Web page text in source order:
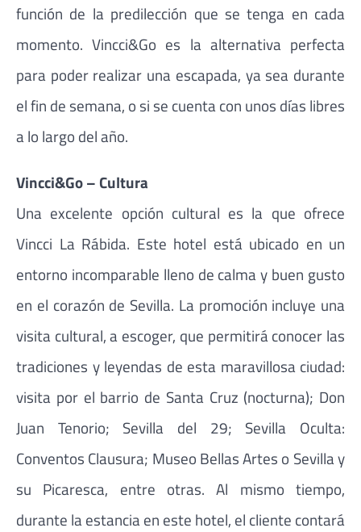
función de la predilección que se tenga en cada
momento. Vincci&Go es la alternativa perfecta
para poder realizar una escapada, ya sea durante
el fin de semana, o si se cuenta con unos días libres
a lo largo del año.
Vincci&Go – Cultura
Una excelente opción cultural es la que ofrece
Vincci La Rábida. Este hotel está ubicado en un
entorno incomparable lleno de calma y buen gusto
en el corazón de Sevilla. La promoción incluye una
visita cultural, a escoger, que permitirá conocer las
tradiciones y leyendas de esta maravillosa ciudad:
visita por el barrio de Santa Cruz (nocturna); Don
Juan Tenorio; Sevilla del 29; Sevilla Oculta:
Conventos Clausura; Museo Bellas Artes o Sevilla y
su Picaresca, entre otras. Al mismo tiempo,
durante la estancia en este hotel, el cliente contará